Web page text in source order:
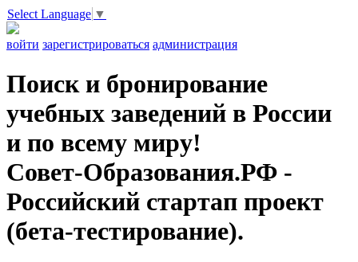
Select Language ▼
войти зарегистрироваться администрация
Поиск и бронирование
учебных заведений в России
и по всему миру!
Совет-Образования.РФ -
Российский стартап проект
(бета-тестирование).